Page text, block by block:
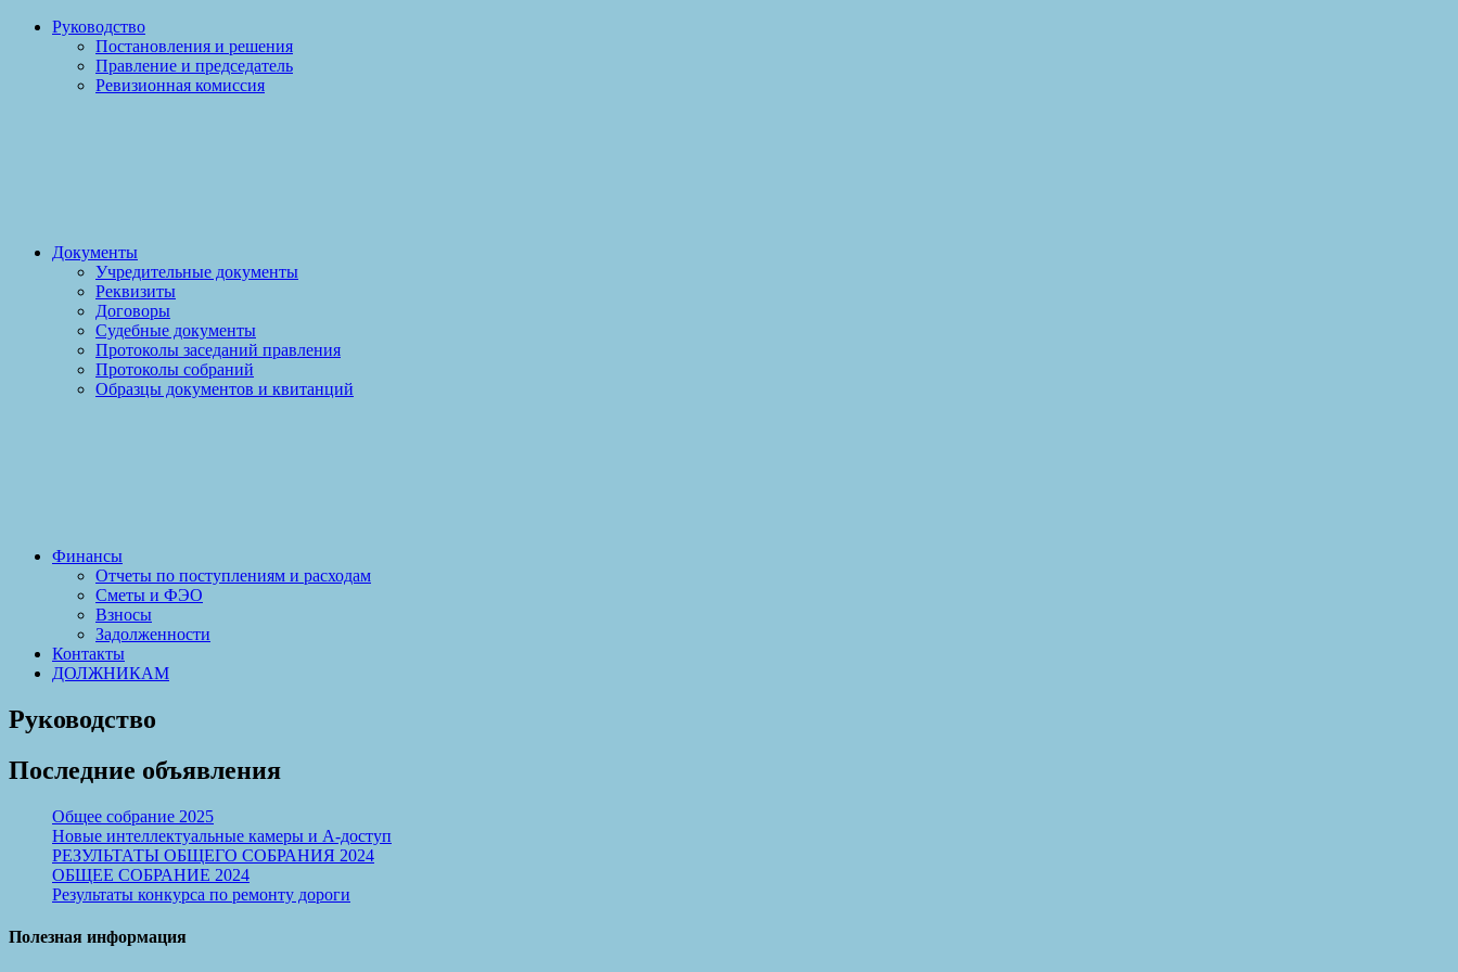
Руководство
Постановления и решения
Правление и председатель
Ревизионная комиссия
Документы
Учредительные документы
Реквизиты
Договоры
Судебные документы
Протоколы заседаний правления
Протоколы собраний
Образцы документов и квитанций
Финансы
Отчеты по поступлениям и расходам
Сметы и ФЭО
Взносы
Задолженности
Контакты
ДОЛЖНИКАМ
Руководство
Последние объявления
Общее собрание 2025
Новые интеллектуальные камеры и А-доступ
РЕЗУЛЬТАТЫ ОБЩЕГО СОБРАНИЯ 2024
ОБЩЕЕ СОБРАНИЕ 2024
Результаты конкурса по ремонту дороги
Полезная информация